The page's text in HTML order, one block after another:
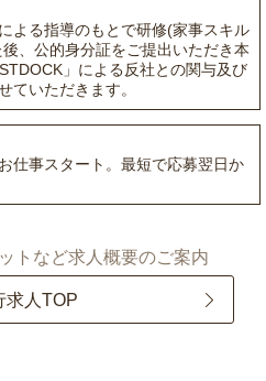
よる指導のもとで研修(家事スキル
、公的身分証をご提出いただき本
」による反社との関与及び
ていただきます。
仕事スタート。最短で応募翌日か
トなど求人概要のご案内
求人TOP